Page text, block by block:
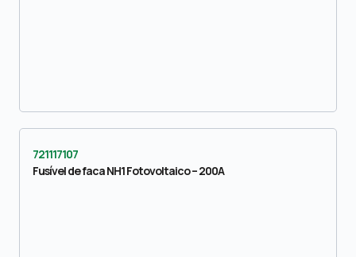
721117107
Fusível de faca NH1 Fotovoltaico – 200A